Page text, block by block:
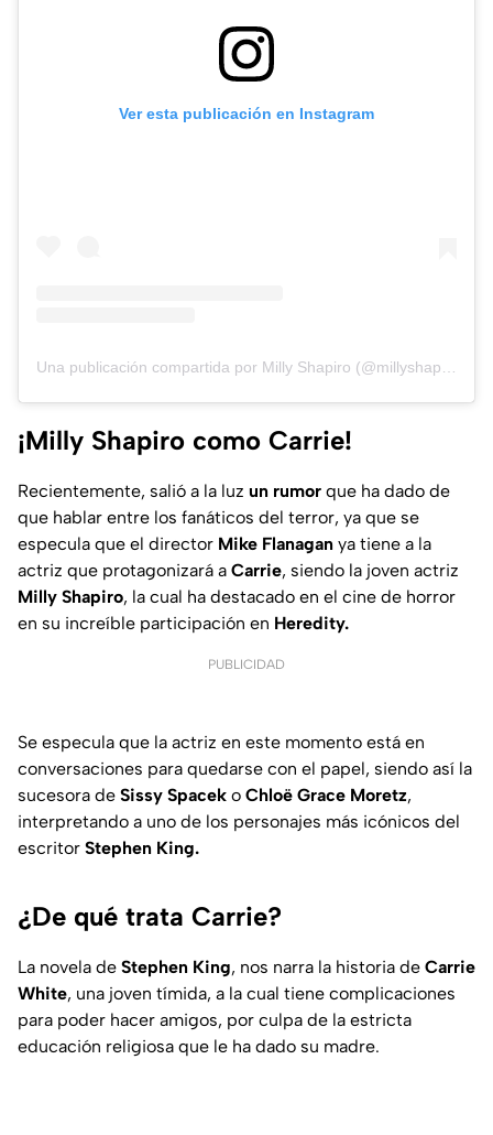
Ver esta publicación en Instagram
¡Milly Shapiro como Carrie!
Recientemente, salió a la luz un rumor que ha dado de
que hablar entre los fanáticos del terror, ya que se
especula que el director Mike Flanagan ya tiene a la
actriz que protagonizará a Carrie, siendo la joven actriz
Milly Shapiro, la cual ha destacado en el cine de horror
en su increíble participación en Heredity.
PUBLICIDAD
Se especula que la actriz en este momento está en
conversaciones para quedarse con el papel, siendo así la
sucesora de Sissy Spacek o Chloë Grace Moretz,
interpretando a uno de los personajes más icónicos del
escritor Stephen King.
¿De qué trata Carrie?
La novela de Stephen King, nos narra la historia de Carrie
White, una joven tímida, a la cual tiene complicaciones
para poder hacer amigos, por culpa de la estricta
educación religiosa que le ha dado su madre.